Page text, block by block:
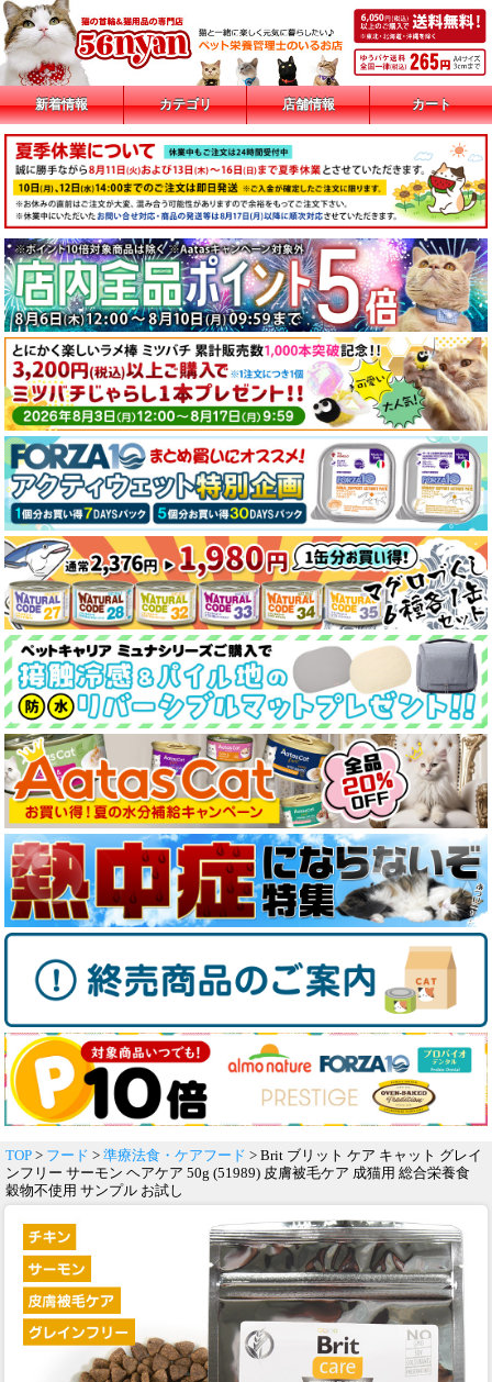
新着情報 カテゴリ 店舗情報 カート
TOP > フード > 準療法食・ケアフード > Brit ブリット ケア キャット グレイ
ンフリー サーモン ヘアケア 50g (51989) 皮膚被毛ケア 成猫用 総合栄養食
穀物不使用 サンプル お試し